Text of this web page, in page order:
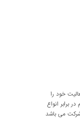
فعالیت خود را
انواع
می باشد